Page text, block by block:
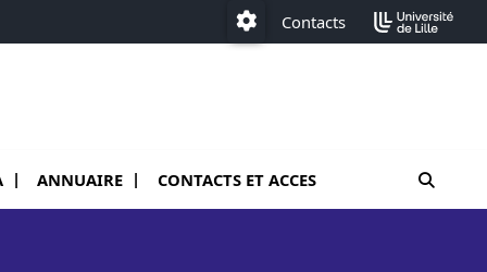
Paramétrage
Contacts
ANNUAIRE CONTACTS ET ACCES